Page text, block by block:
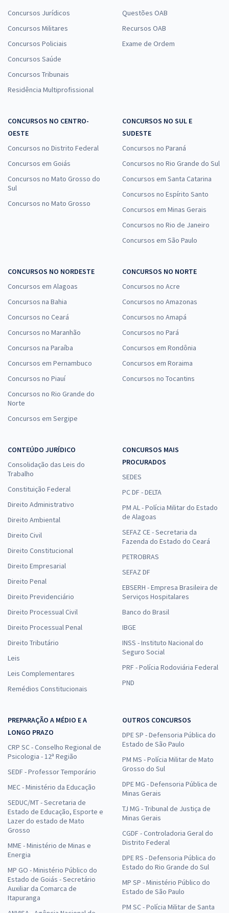
Concursos Jurídicos
Concursos Militares
Concursos Policiais
Concursos Saúde
Concursos Tribunais
Residência Multiprofissional
Questões OAB
Recursos OAB
Exame de Ordem
CONCURSOS NO CENTRO-
OESTE
Concursos no Distrito Federal
Concursos em Goiás
Concursos no Mato Grosso do
Sul
Concursos no Mato Grosso
CONCURSOS NO SUL E
SUDESTE
Concursos no Paraná
Concursos no Rio Grande do Sul
Concursos em Santa Catarina
Concursos no Espírito Santo
Concursos em Minas Gerais
Concursos no Rio de Janeiro
Concursos em São Paulo
CONCURSOS NO NORDESTE
Concursos em Alagoas
Concursos na Bahia
Concursos no Ceará
Concursos no Maranhão
Concursos na Paraíba
Concursos em Pernambuco
Concursos no Piauí
Concursos no Rio Grande do
Norte
Concursos em Sergipe
CONCURSOS NO NORTE
Concursos no Acre
Concursos no Amazonas
Concursos no Amapá
Concursos no Pará
Concursos em Rondônia
Concursos em Roraima
Concursos no Tocantins
CONTEÚDO JURÍDICO
Consolidação das Leis do
Trabalho
Constituição Federal
Direito Administrativo
Direito Ambiental
Direito Civil
Direito Constitucional
Direito Empresarial
Direito Penal
Direito Previdenciário
Direito Processual Civil
Direito Processual Penal
Direito Tributário
Leis
Leis Complementares
Remédios Constitucionais
CONCURSOS MAIS
PROCURADOS
SEDES
PC DF - DELTA
PM AL - Polícia Militar do Estado
de Alagoas
SEFAZ CE - Secretaria da
Fazenda do Estado do Ceará
PETROBRAS
SEFAZ DF
EBSERH - Empresa Brasileira de
Serviços Hospitalares
Banco do Brasil
IBGE
INSS - Instituto Nacional do
Seguro Social
PRF - Polícia Rodoviária Federal
PND
PREPARAÇÃO A MÉDIO E A
LONGO PRAZO
CRP SC - Conselho Regional de
Psicologia - 12ª Região
SEDF - Professor Temporário
MEC - Ministério da Educação
SEDUC/MT - Secretaria de
Estado de Educação, Esporte e
Lazer do estado de Mato
Grosso
MME - Ministério de Minas e
Energia
MP GO - Ministério Público do
Estado de Goiás - Secretário
Auxiliar da Comarca de
Itapuranga
OUTROS CONCURSOS
DPE SP - Defensoria Pública do
Estado de São Paulo
PM MS - Polícia Militar de Mato
Grosso do Sul
DPE MG - Defensoria Pública de
Minas Gerais
TJ MG - Tribunal de Justiça de
Minas Gerais
CGDF - Controladoria Geral do
Distrito Federal
DPE RS - Defensoria Pública do
Estado do Rio Grande do Sul
MP SP - Ministério Público do
Estado de São Paulo
PM SC - Polícia Militar de Santa